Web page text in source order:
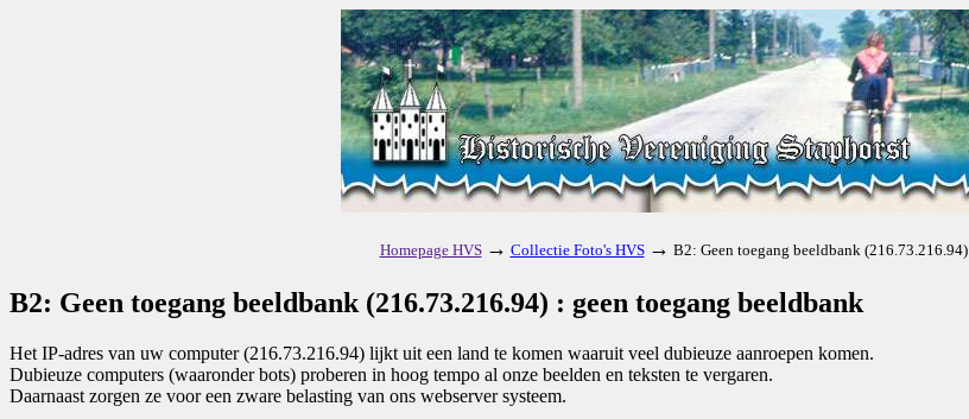
Homepage HVS → Collectie Foto's HVS → B2: Geen toegang beeldbank (216.73.216.94)
B2: Geen toegang beeldbank (216.73.216.94) : geen toegang beeldbank
Het IP-adres van uw computer (216.73.216.94) lijkt uit een land te komen waaruit veel dubieuze aanroepen komen.
Dubieuze computers (waaronder bots) proberen in hoog tempo al onze beelden en teksten te vergaren.
Daarnaast zorgen ze voor een zware belasting van ons webserver systeem.